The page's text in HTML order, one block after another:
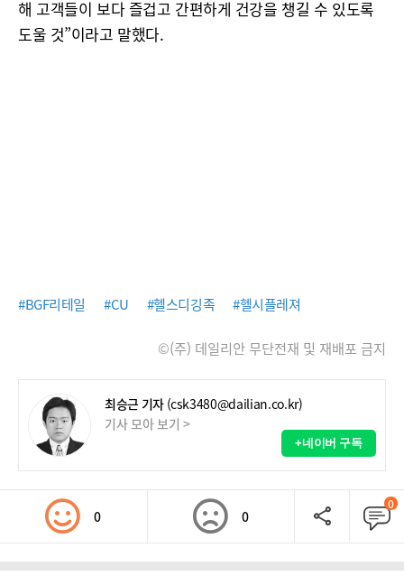
해 고객들이 보다 즐겁고 간편하게 건강을 챙길 수 있도록
도울 것”이라고 말했다.
#BGF리테일 #CU #헬스디깅족 #헬시플레져
©(주) 데일리안 무단전재 및 재배포 금지
최승근 기자 (csk3480@dailian.co.kr)
기사 모아 보기 >
+네이버 구독
0 0
0